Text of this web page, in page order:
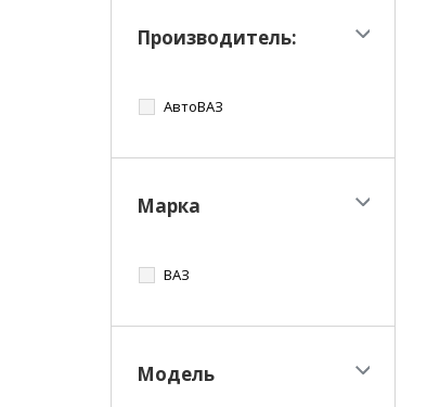
Производитель:
АвтоВАЗ
Марка
ВАЗ
Модель